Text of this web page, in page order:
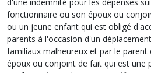
fonctionnaire ou son époux ou
ou un jeune enfant qui est obligé
parents à l'occasion d'un
familiaux malheureux et par le
époux ou conjoint de fait qui est une